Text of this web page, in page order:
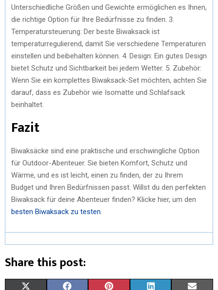
Unterschiedliche Größen und Gewichte ermöglichen es Ihnen,
die richtige Option für Ihre Bedürfnisse zu finden. 3.
Temperatursteuerung: Der beste Biwaksack ist
temperaturregulierend, damit Sie verschiedene Temperaturen
einstellen und beibehalten können. 4. Design: Ein gutes Design
bietet Schutz und Sichtbarkeit bei jedem Wetter. 5. Zubehör:
Wenn Sie ein komplettes Biwaksack-Set möchten, achten Sie
darauf, dass es Zubehör wie Isomatte und Schlafsack
beinhaltet.
Fazit
Biwaksäcke sind eine praktische und erschwingliche Option
für Outdoor-Abenteuer. Sie bieten Komfort, Schutz und
Wärme, und es ist leicht, einen zu finden, der zu Ihrem
Budget und Ihren Bedürfnissen passt. Willst du den perfekten
Biwaksack für deine Abenteuer finden? Klicke hier, um den
besten Biwaksack zu testen
Share this post: